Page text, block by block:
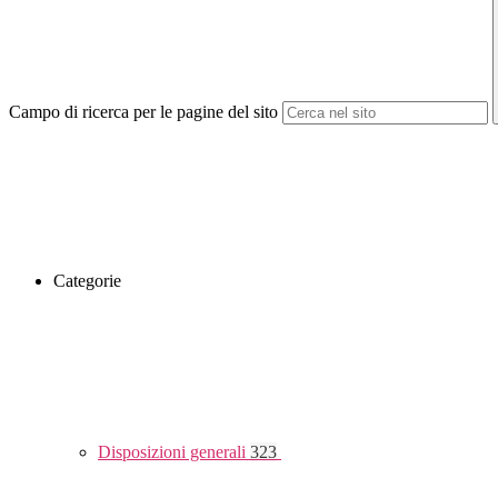
Campo di ricerca per le pagine del sito
Categorie
Disposizioni generali 323